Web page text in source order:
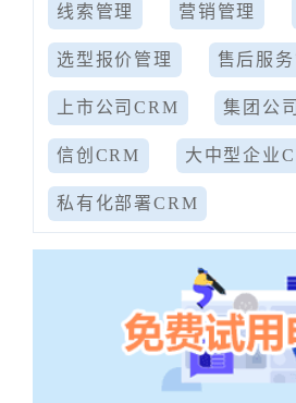
线索管理 营销管理
选型报价管理 售后服
上市公司CRM 集团公
信创CRM 大中型企业
私有化部署CRM